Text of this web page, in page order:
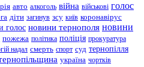
авто алкоголь війна військові голос
діти загинув зсу київ коронавірус
голос новини тернополя новини
пожежа політика поліція прокуратура
надал смерть спорт суд тернопілля
україна чортків